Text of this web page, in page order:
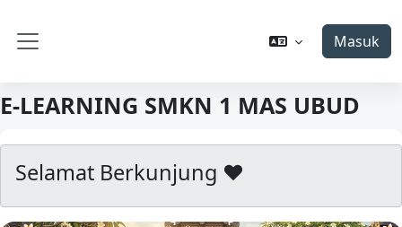
Masuk
E-LEARNING SMKN 1 MAS UBUD
Selamat Berkunjung ❤